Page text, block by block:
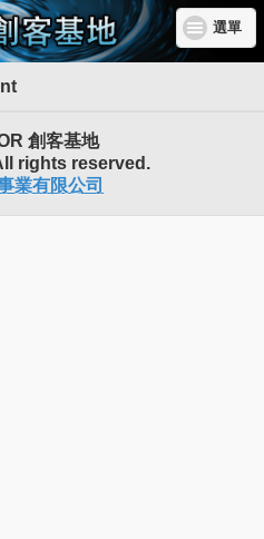
選單
創客基地
rights reserved.
業有限公司